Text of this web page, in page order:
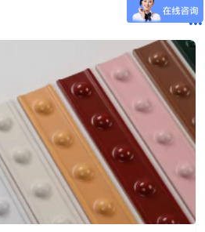
9分钟前 北京吴女士成功提交需求